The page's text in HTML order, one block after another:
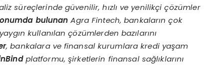
süreçlerinde güvenilir, hızlı ve yenilikçi çözümler
bulunan Agra Fintech, bankaların çok
kullanılan çözümlerden bazılarını
, bankalara ve finansal kurumlara kredi yaşam
platformu, şirketlerin finansal sağlıklarını